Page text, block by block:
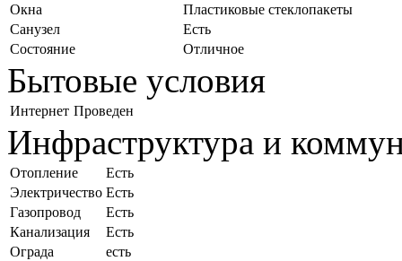
Окна
Пластиковые стеклопакеты
Санузел
Есть
Состояние
Отличное
Бытовые условия
Интернет Проведен
Инфраструктура и
Отопление
Есть
Электричество Есть
Газопровод
Есть
Канализация
Есть
Ограда
есть